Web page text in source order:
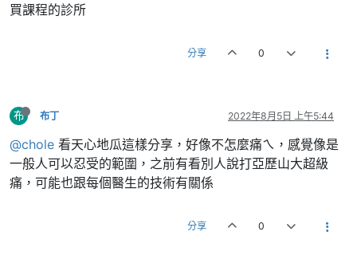
買課程的診所
分享 0
布 布丁 2022年8月5日 上午5:44
@chole 看天心地瓜這樣分享，好像不怎麼痛ㄟ，感覺像是
一般人可以忍受的範圍，之前有看別人說打亞歷山大超級
痛，可能也跟每個醫生的技術有關係
分享 0